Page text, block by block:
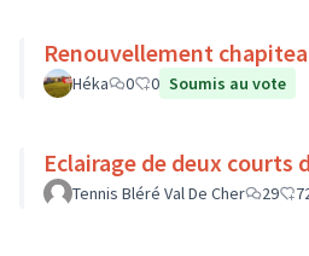
Renouvellement
Héka 0 0 Soumis au vote
Eclairage de deux courts
Tennis Bléré Val De Cher 29